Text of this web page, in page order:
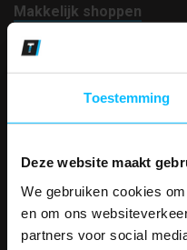
Toestemming
Deze website maakt
We gebruiken cookies
en om ons
partners voor social
Makkelijk shoppen
Bedruk- en borduurservice
14 Dagen tijd om te
Betaalwijze
Email